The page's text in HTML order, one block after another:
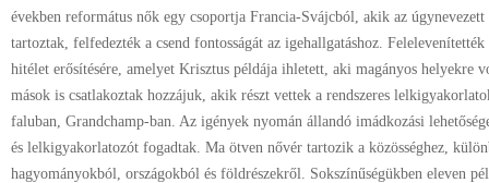
években református nők egy csoportja Francia-Svájcból, akik az
tartoztak, felfedezték a csend fontosságát az igehallgatáshoz.
hitélet erősítésére, amelyet Krisztus példája ihletett, aki magányos helyekre
mások is csatlakoztak hozzájuk, akik részt vettek a rendszeres
faluban, Grandchamp-ban. Az igények nyomán állandó imádkozási
és lelkigyakorlatozót fogadtak. Ma ötven nővér tartozik a közösséghez,
hagyományokból, országokból és földrészekről. Sokszínűségükben eleven